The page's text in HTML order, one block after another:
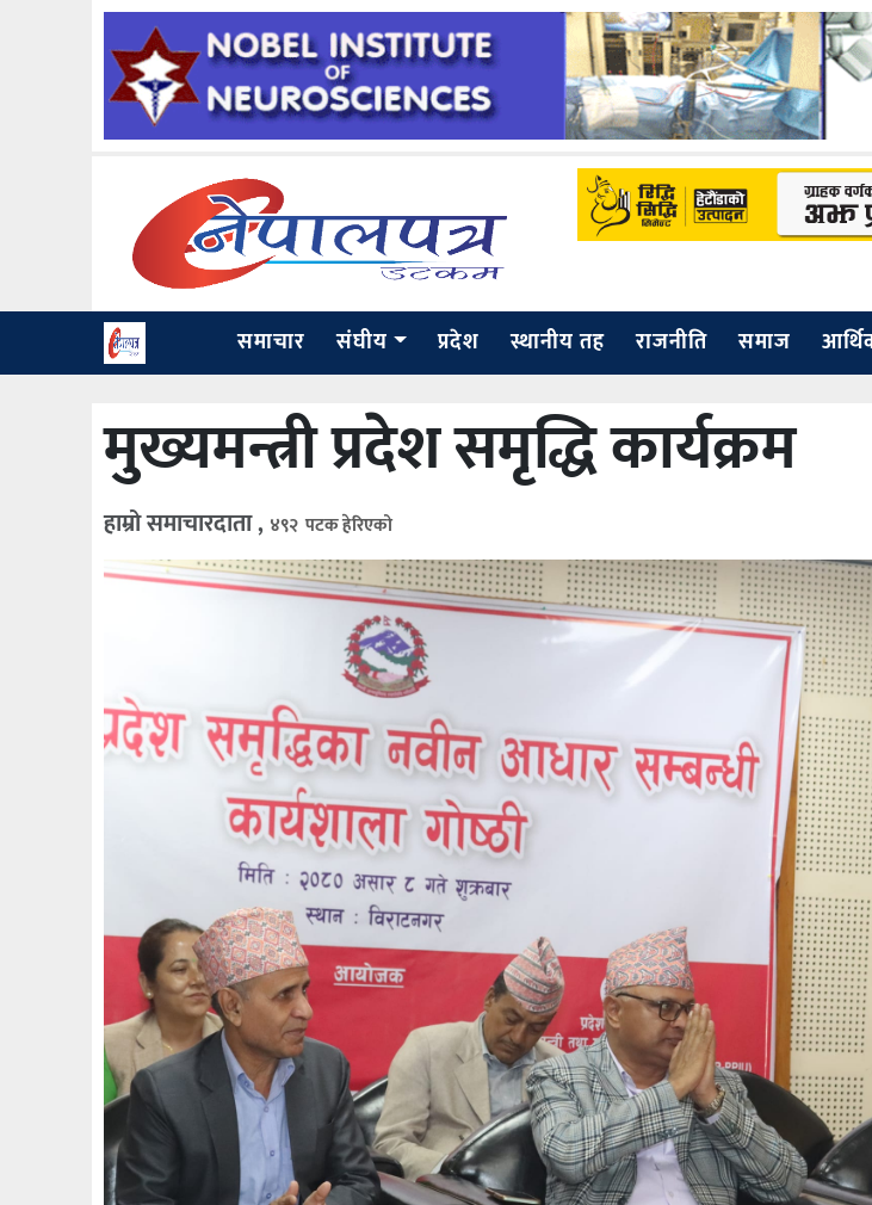
समाचार संघीय प्रदेश स्थानीय तह राजनीति समाज
मुख्यमन्त्री प्रदेश समृद्धि कार्यक्रम
हाम्रो समाचारदाता , ४९२ पटक हेरिएको